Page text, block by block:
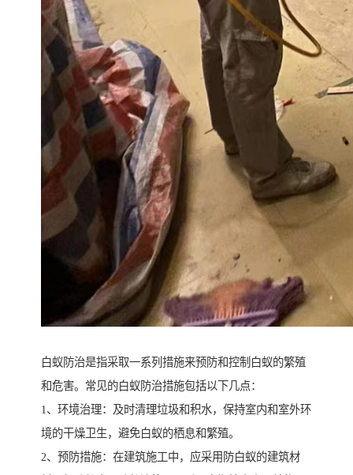
白蚁防治是指采取一系列措施来预防和控制白蚁的繁殖
和危害。常见的白蚁防治措施包括以下几点：
1、环境治理：及时清理垃圾和积水，保持室内和室外环
境的干燥卫生，避免白蚁的栖息和繁殖。
2、预防措施：在建筑施工中，应采用防白蚁的建筑材